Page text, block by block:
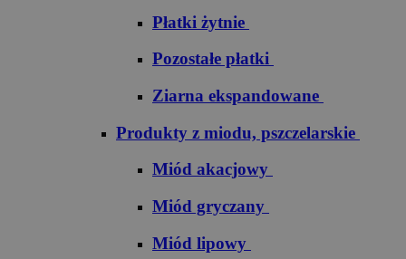
Płatki żytnie
Pozostałe płatki
Ziarna ekspandowane
Produkty z miodu, pszczelarskie
Miód akacjowy
Miód gryczany
Miód lipowy